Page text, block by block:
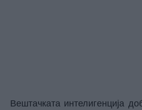
Вештачката интелигенција